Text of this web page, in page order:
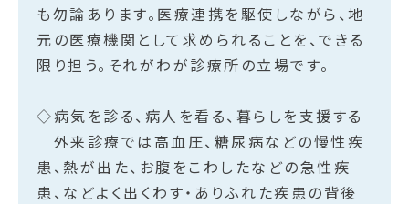
も勿論あります。医療連携を駆使しながら、地
元の医療機関として求められることを、できる
限り担う。それがわが診療所の立場です。
◇病気を診る、病人を看る、暮らしを支援する
外来診療では高血圧、糖尿病などの慢性疾
患、熱が出た、お腹をこわしたなどの急性疾
患、などよく出くわす・ありふれた疾患の背後